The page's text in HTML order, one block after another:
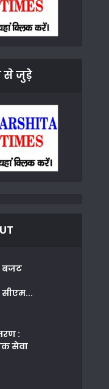
से जुड़े
बजट
:
सेवा